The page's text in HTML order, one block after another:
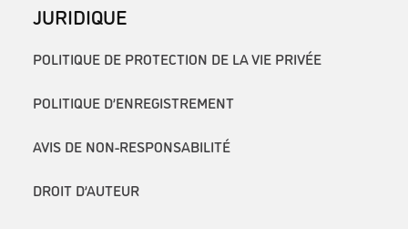
JURIDIQUE
POLITIQUE DE PROTECTION DE LA VIE PRIVÉE
POLITIQUE D’ENREGISTREMENT
AVIS DE NON-RESPONSABILITÉ
DROIT D’AUTEUR